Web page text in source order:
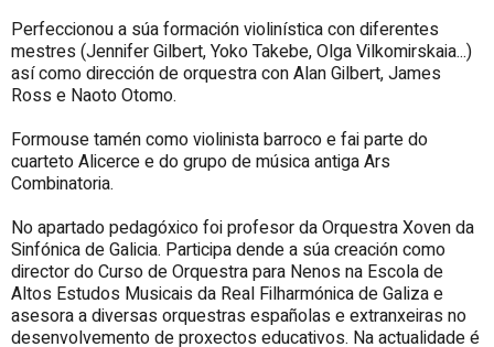
Perfeccionou a súa formación violinística con diferentes
mestres (Jennifer Gilbert, Yoko Takebe, Olga Vilkomirskaia...)
así como dirección de orquestra con Alan Gilbert, James
Ross e Naoto Otomo.
Formouse tamén como violinista barroco e fai parte do
cuarteto Alicerce e do grupo de música antiga Ars
Combinatoria.
No apartado pedagóxico foi profesor da Orquestra Xoven da
Sinfónica de Galicia. Participa dende a súa creación como
director do Curso de Orquestra para Nenos na Escola de
Altos Estudos Musicais da Real Filharmónica de Galiza e
asesora a diversas orquestras españolas e extranxeiras no
desenvolvemento de proxectos educativos. Na actualidade é